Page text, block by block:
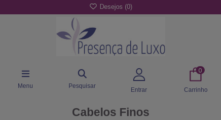
Desejos (0)
Menu Pesquisar
Entrar
0
Carrinho
Cabelos Finos